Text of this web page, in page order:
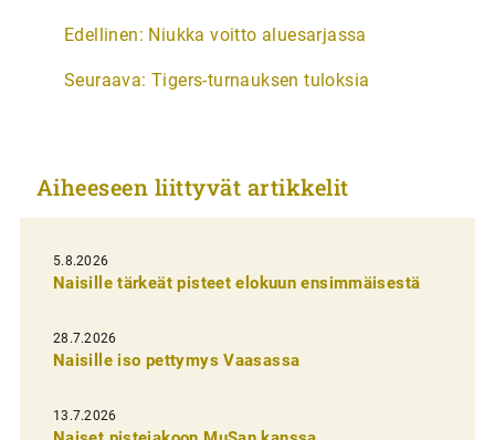
A
t
k
e
l
i
e
n
e
Edellinen: Niukka voitto aluesarjassa
Seuraava: Tigers-turnauksen tuloksia
Aiheeseen liittyvät artikkelit
5.8.2026
Naisille tärkeät pisteet elokuun ensimmäisestä
28.7.2026
Naisille iso pettymys Vaasassa
13.7.2026